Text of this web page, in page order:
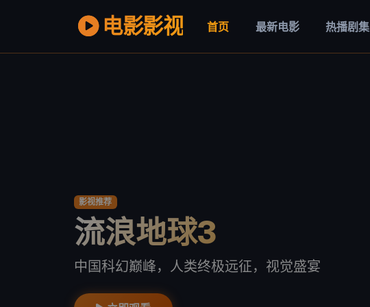
电影影视 首页 最新电影 热播剧集
影视推荐
流浪地球3
中国科幻巅峰，人类终极远征，视觉盛宴